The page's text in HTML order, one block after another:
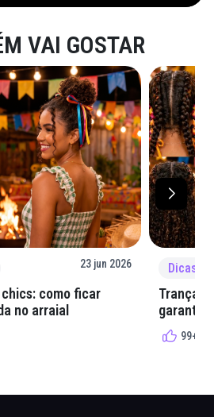
VAI GOSTAR
23 jun 2026
como ficar
no arraial
Tranças
garantir
99+